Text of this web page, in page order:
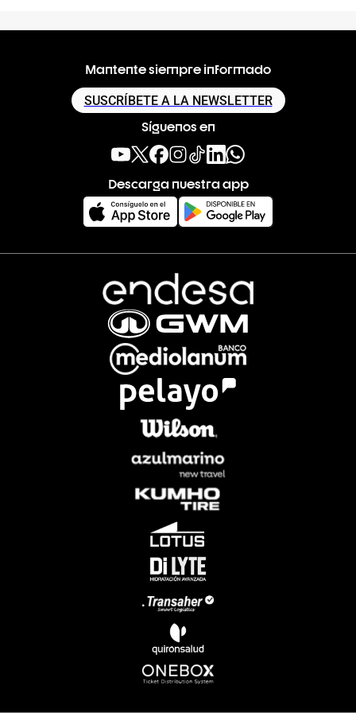
Mantente siempre informado
SUSCRÍBETE A LA NEWSLETTER
Síguenos en
Descarga nuestra app